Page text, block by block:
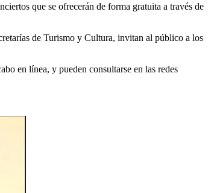
que se ofrecerán de forma gratuita a través de
de Turismo y Cultura, invitan al público a los
en línea, y pueden consultarse en las redes